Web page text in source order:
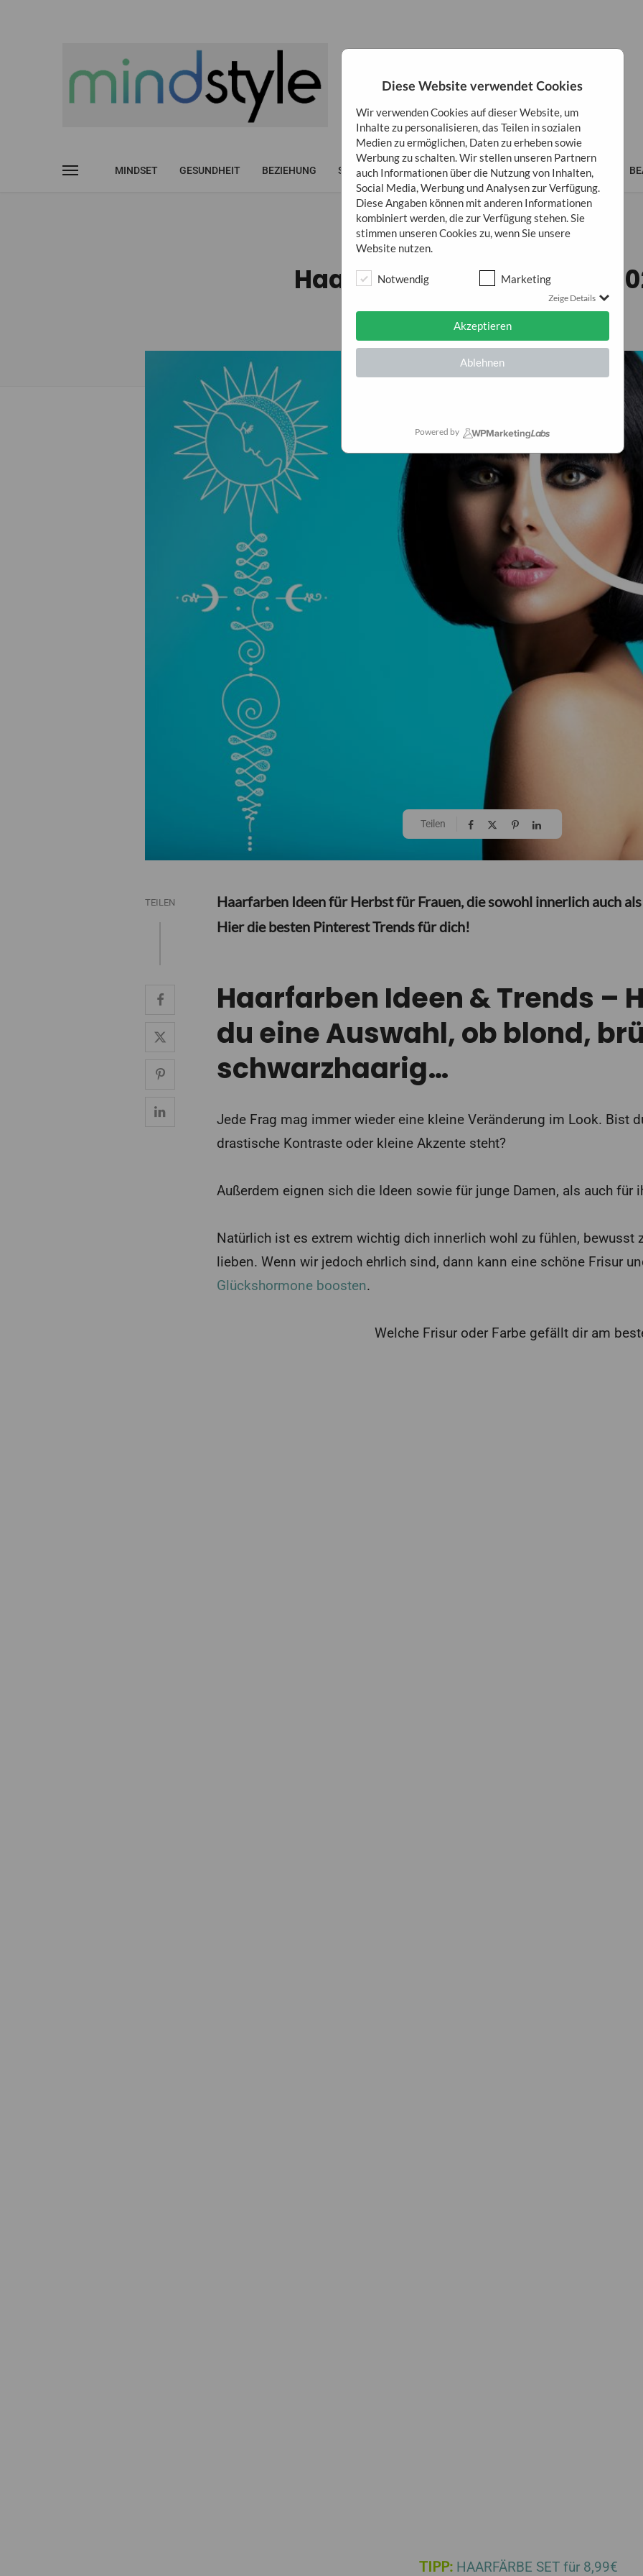
MINDSET GESUNDHEIT BEZIEHUNG SPIRITUALITÄT LIFESTYLE BÜCHER BUSINESS
Haarfarben Ideen Herbst
28. Oktober 2020 0
Teilen
TEILEN
Haarfarben Ideen für Herbst für Frauen, die sowohl innerlich auch
Hier die besten Pinterest Trends für dich!
Haarfarben Ideen & Trends –
du eine Auswahl, ob blond,
schwarzhaarig…
Jede Frag mag immer wieder eine kleine Veränderung im Look. Bist
drastische Kontraste oder kleine Akzente steht?
Außerdem eignen sich die Ideen sowie für junge Damen, als auch für
Natürlich ist es extrem wichtig dich innerlich wohl zu fühlen, bewusst
lieben. Wenn wir jedoch ehrlich sind, dann kann eine schöne Frisur
Glückshormone boosten.
Welche Frisur oder Farbe gefällt dir am
TIPP: HAARFÄRBE SET für 8,99€
Diese Website verwendet Cookies
Wir verwenden Cookies auf dieser Website, um
Inhalte zu personalisieren, das Teilen in sozialen
Medien zu ermöglichen, Daten zu erheben sowie
Werbung zu schalten. Wir stellen unseren Partnern
auch Informationen über die Nutzung von Inhalten,
Social Media, Werbung und Analysen zur Verfügung.
Diese Angaben können mit anderen Informationen
kombiniert werden, die zur Verfügung stehen. Sie
stimmen unseren Cookies zu, wenn Sie unsere
Website nutzen.
Notwendig Marketing
Zeige Details
Akzeptieren
Ablehnen
Powered by